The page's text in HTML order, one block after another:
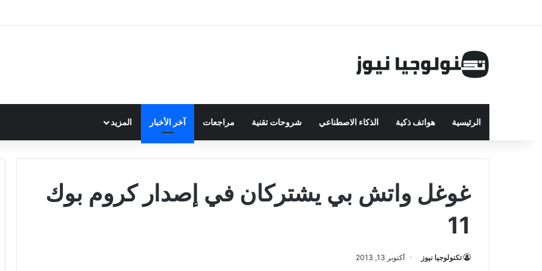
الرئيسية هواتف ذكية الذكاء الاصطناعي شروحات تقنية مراجعات آخر الأخبار المزيد
غوغل واتش بي يشتركان في إصدار كروم بوك
11
تكنولوجيا نيوز أكتوبر 13, 2013